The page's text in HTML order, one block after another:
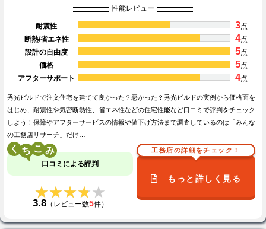
性能レビュー
耐震性 3点
断熱/省エネ性
4点
設計の自由度
5点
価格
5点
アフターサポート
4点
秀光ビルドで注文住宅を建てて良かった？悪かった？秀光ビルドの実例から価格面を
はじめ、耐震性や気密断熱性、省エネ性などの住宅性能など口コミで評判をチェック
しよう！保障やアフターサービスの情報や値下げ方法まで調査しているのは「みんな
の工務店リサーチ」だけ…
く こ
口コミによる評判
★★★★★
★★★★★
3.8（レビュー数5件）
工務店の詳細をチェック！
もっと詳しく見る